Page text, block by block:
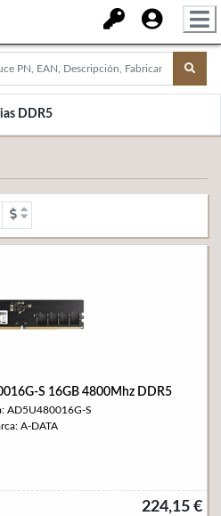
DDR5
S 16GB 4800Mhz DDR5
AD5U480016G-S
A-DATA
224,15 €